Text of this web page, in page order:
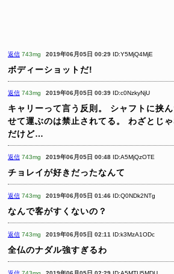
返信 743mg 2019年06月05日 00:29 ID:Y5MjQ4MjE
ボディーショットだ!
返信 743mg 2019年06月05日 00:39 ID:c0NzkyNjU
キャリーって言う反則。
シャフトに挟
せて運ぶのは禁止されてる。
わざとじ
だけど…
返信 743mg 2019年06月05日 00:48 ID:A5MjQzOTE
チョレイが好きだったなんて
返信 743mg 2019年06月05日 01:46 ID:Q0NDk2NTg
なんで客がすくないの？
返信 743mg 2019年06月05日 02:11 ID:k3MzA1ODc
全仏のナダル強すぎるわ